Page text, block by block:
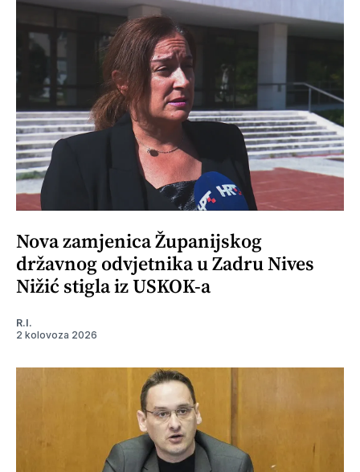
Nova zamjenica Županijskog
državnog odvjetnika u Zadru Nives
Nižić stigla iz USKOK-a
R.I.
2 kolovoza 2026